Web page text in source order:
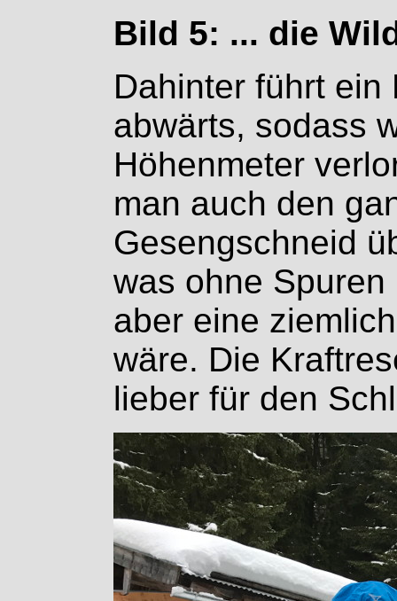
Bild 5: ... die
Dahinter führt ein
abwärts, sodass
Höhenmeter
man auch den
Gesengschneid
was ohne
aber eine
wäre. Die
lieber für den